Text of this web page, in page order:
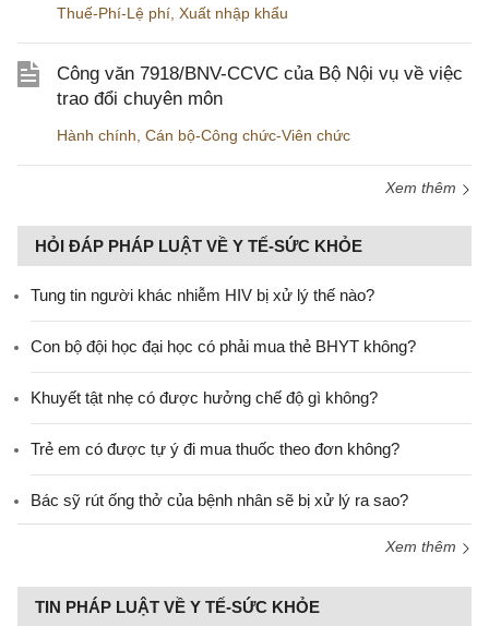
Thuế-Phí-Lệ phí, Xuất nhập khẩu
Công văn 7918/BNV-CCVC của Bộ Nội vụ về việc
trao đổi chuyên môn
Hành chính, Cán bộ-Công chức-Viên chức
Xem thêm
HỎI ĐÁP PHÁP LUẬT VỀ Y TẾ-SỨC KHỎE
Tung tin người khác nhiễm HIV bị xử lý thế nào?
Con bộ đội học đại học có phải mua thẻ BHYT không?
Khuyết tật nhẹ có được hưởng chế độ gì không?
Trẻ em có được tự ý đi mua thuốc theo đơn không?
Bác sỹ rút ống thở của bệnh nhân sẽ bị xử lý ra sao?
Xem thêm
TIN PHÁP LUẬT VỀ Y TẾ-SỨC KHỎE